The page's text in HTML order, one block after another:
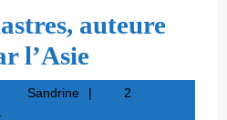
auteure
l’Asie
SandrineSandrine
2